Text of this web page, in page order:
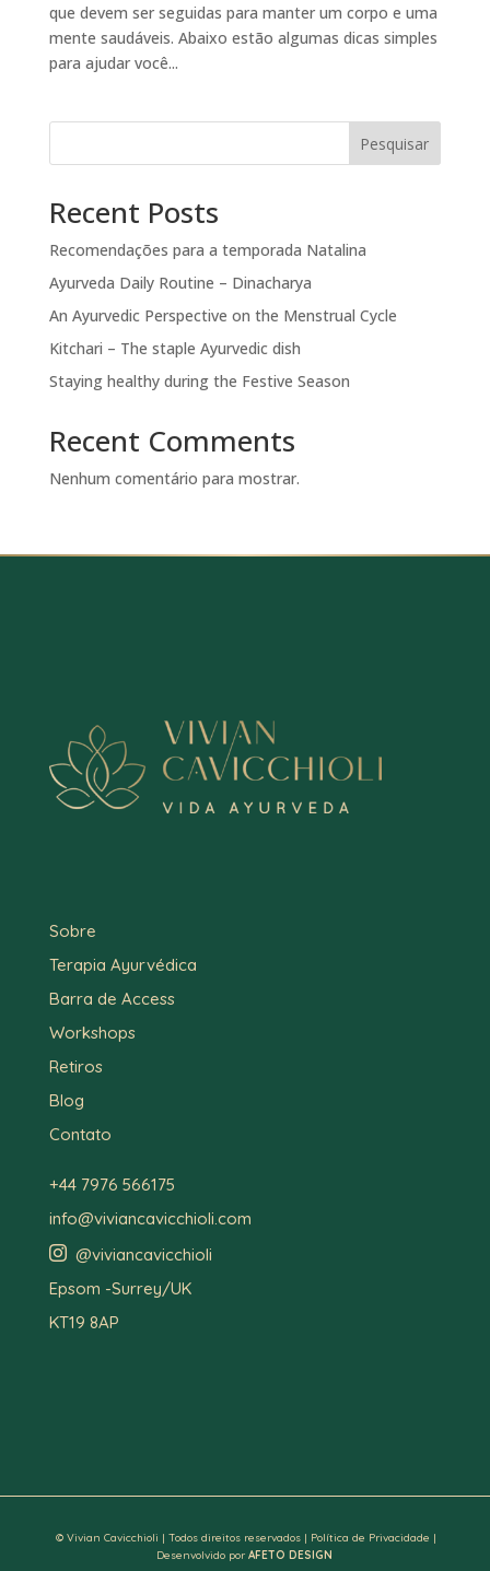
que devem ser seguidas para manter um corpo e uma
mente saudáveis. Abaixo estão algumas dicas simples
para ajudar você...
Pesquisar
Recent Posts
Recomendações para a temporada Natalina
Ayurveda Daily Routine – Dinacharya
An Ayurvedic Perspective on the Menstrual Cycle
Kitchari – The staple Ayurvedic dish
Staying healthy during the Festive Season
Recent Comments
Nenhum comentário para mostrar.
Sobre
Terapia Ayurvédica
Barra de Access
Workshops
Retiros
Blog
Contato
+44 7976 566175
info@viviancavicchioli.com
@viviancavicchioli
Epsom -Surrey/UK
KT19 8AP
© Vivian Cavicchioli | Todos direitos reservados | Política de Privacidade |
Desenvolvido porAFETO DESIGN